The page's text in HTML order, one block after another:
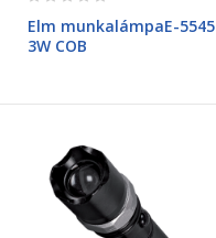
Elm munkalámpaE-5545
3W COB